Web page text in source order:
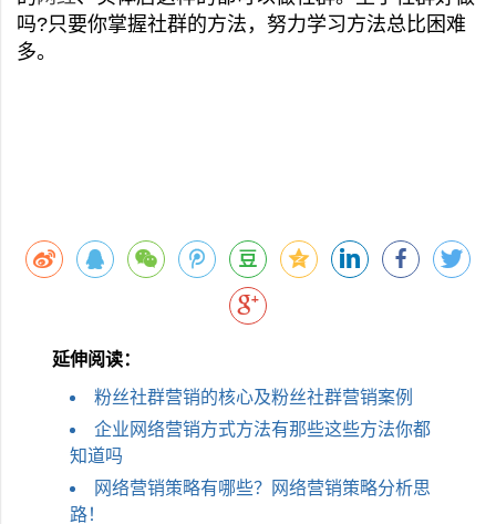
吗?只要你掌握社群的方法，努力学习方法总比困难
多。
延伸阅读：
粉丝社群营销的核心及粉丝社群营销案例
企业网络营销方式方法有那些这些方法你都
知道吗
网络营销策略有哪些？网络营销策略分析思
路！